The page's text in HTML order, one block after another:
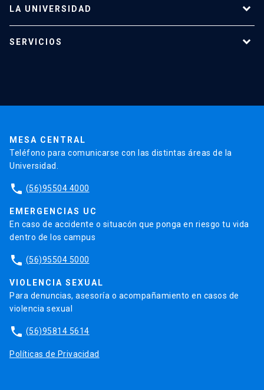
LA UNIVERSIDAD
Investigación
SERVICIOS
MESA CENTRAL
Teléfono para comunicarse con las distintas áreas de la
Universidad.
phone (56)95504 4000
EMERGENCIAS UC
En caso de accidente o situacón que ponga en riesgo tu vida
dentro de los campus
phone (56)95504 5000
VIOLENCIA SEXUAL
Para denuncias, asesoría o acompañamiento en casos de
violencia sexual
phone (56)95814 5614
Políticas de Privacidad